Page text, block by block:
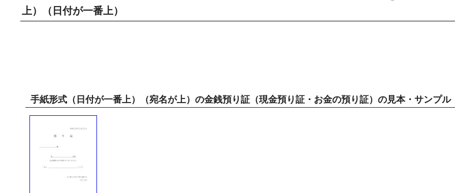
上）（日付が一番上）
手紙形式（日付が一番上）（宛名が上）の金銭預り証（現金預り証・お金の預り証）の見本・サンプル